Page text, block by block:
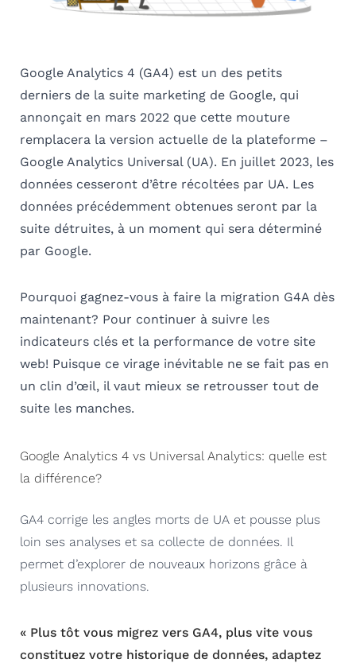
Google Analytics 4 (GA4) est un des petits
derniers de la suite marketing de Google, qui
annonçait en mars 2022 que cette mouture
remplacera la version actuelle de la plateforme –
Google Analytics Universal (UA). En juillet 2023, les
données cesseront d’être récoltées par UA. Les
données précédemment obtenues seront par la
suite détruites, à un moment qui sera déterminé
par Google.
Pourquoi gagnez-vous à faire la migration G4A dès
maintenant? Pour continuer à suivre les
indicateurs clés et la performance de votre site
web! Puisque ce virage inévitable ne se fait pas en
un clin d’œil, il vaut mieux se retrousser tout de
suite les manches.
Google Analytics 4 vs Universal Analytics: quelle est
la différence?
GA4 corrige les angles morts de UA et pousse plus
loin ses analyses et sa collecte de données. Il
permet d’explorer de nouveaux horizons grâce à
plusieurs innovations.
« Plus tôt vous migrez vers GA4, plus vite vous
constituez votre historique de données, adaptez